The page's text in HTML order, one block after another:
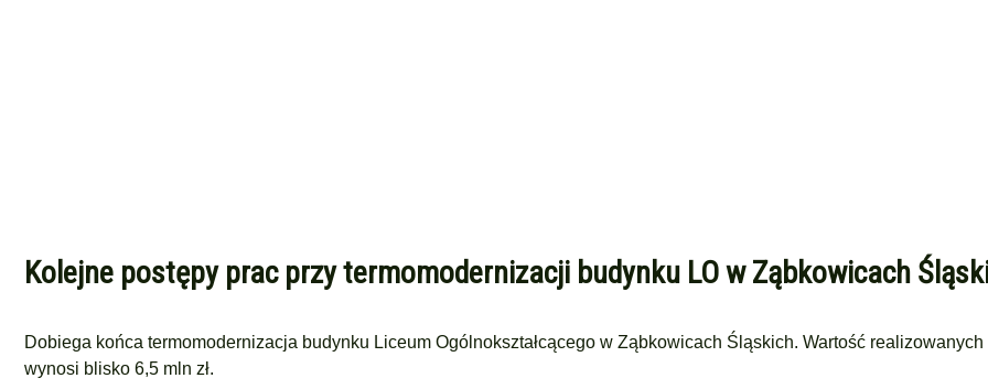
Kolejne postępy prac przy termomodernizacji budynku LO w Ząbkowicach
Dobiega końca termomodernizacja budynku Liceum Ogólnokształcącego w Ząbkowicach Śląskich. Wartość realizowanych
wynosi blisko 6,5 mln zł.